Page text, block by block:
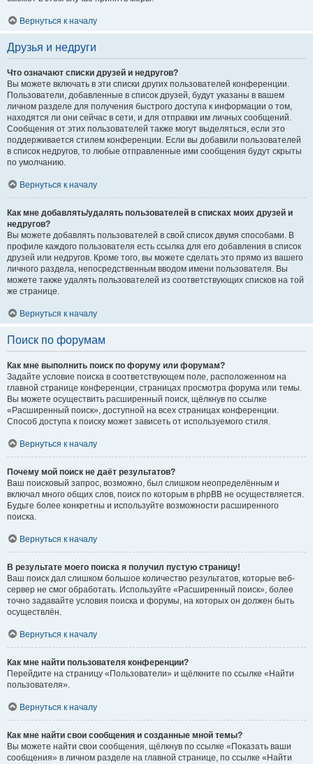
Вернуться к началу
Друзья и недруги
Что означают списки друзей и недругов?
Вы можете включать в эти списки других пользователей конференции.
Пользователи, добавленные в список друзей, будут указаны в вашем
личном разделе для получения быстрого доступа к информации о том,
находятся ли они сейчас в сети, и для отправки им личных сообщений.
Сообщения от этих пользователей также могут выделяться, если это
поддерживается стилем конференции. Если вы добавили пользователей
в список недругов, то любые отправленные ими сообщения будут скрыты
по умолчанию.
Вернуться к началу
Как мне добавлять/удалять пользователей в списках моих друзей и
недругов?
Вы можете добавлять пользователей в свой список двумя способами. В
профиле каждого пользователя есть ссылка для его добавления в список
друзей или недругов. Кроме того, вы можете сделать это прямо из вашего
личного раздела, непосредственным вводом имени пользователя. Вы
можете также удалять пользователей из соответствующих списков на той
же странице.
Вернуться к началу
Поиск по форумам
Как мне выполнить поиск по форуму или форумам?
Задайте условие поиска в соответствующем поле, расположенном на
главной странице конференции, страницах просмотра форума или темы.
Вы можете осуществить расширенный поиск, щёлкнув по ссылке
«Расширенный поиск», доступной на всех страницах конференции.
Способ доступа к поиску может зависеть от используемого стиля.
Вернуться к началу
Почему мой поиск не даёт результатов?
Ваш поисковый запрос, возможно, был слишком неопределённым и
включал много общих слов, поиск по которым в phpBB не осуществляется.
Будьте более конкретны и используйте возможности расширенного
поиска.
Вернуться к началу
В результате моего поиска я получил пустую страницу!
Ваш поиск дал слишком большое количество результатов, которые веб-
сервер не смог обработать. Используйте «Расширенный поиск», более
точно задавайте условия поиска и форумы, на которых он должен быть
осуществлён.
Вернуться к началу
Как мне найти пользователя конференции?
Перейдите на страницу «Пользователи» и щёлкните по ссылке «Найти
пользователя».
Вернуться к началу
Как мне найти свои сообщения и созданные мной темы?
Вы можете найти свои сообщения, щёлкнув по ссылке «Показать ваши
сообщения» в личном разделе на главной странице, по ссылке «Найти